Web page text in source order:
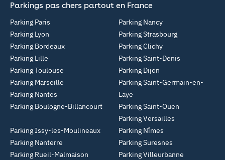
Parkings pas chers partout en France
Parking Paris
Parking Lyon
Parking Bordeaux
Parking Lille
Parking Toulouse
Parking Marseille
Parking Nantes
Parking Boulogne-Billancourt
Parking Nancy
Parking Strasbourg
Parking Clichy
Parking Saint-Denis
Parking Dijon
Parking Saint-Germain-en-
Laye
Parking Saint-Ouen
Parking Versailles
Parking Issy-les-Moulineaux
Parking Nanterre
Parking Rueil-Malmaison
Parking Nîmes
Parking Suresnes
Parking Villeurbanne